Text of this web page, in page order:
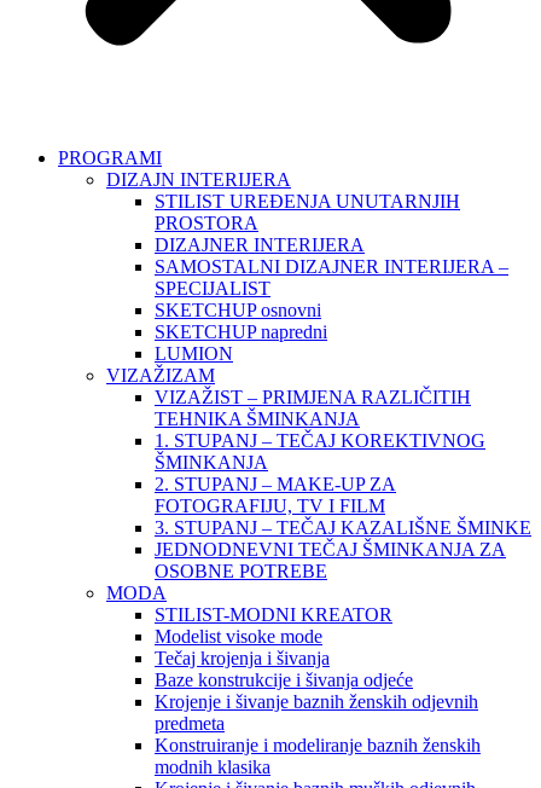
PROGRAMI
DIZAJN INTERIJERA
STILIST UREĐENJA UNUTARNJIH
PROSTORA
DIZAJNER INTERIJERA
SAMOSTALNI DIZAJNER INTERIJERA –
SPECIJALIST
SKETCHUP osnovni
SKETCHUP napredni
LUMION
VIZAŽIZAM
VIZAŽIST – PRIMJENA RAZLIČITIH
TEHNIKA ŠMINKANJA
1. STUPANJ – TEČAJ KOREKTIVNOG
ŠMINKANJA
2. STUPANJ – MAKE-UP ZA
FOTOGRAFIJU, TV I FILM
3. STUPANJ – TEČAJ KAZALIŠNE ŠMINKE
JEDNODNEVNI TEČAJ ŠMINKANJA ZA
OSOBNE POTREBE
MODA
STILIST-MODNI KREATOR
Modelist visoke mode
Tečaj krojenja i šivanja
Baze konstrukcije i šivanja odjeće
Krojenje i šivanje baznih ženskih odjevnih
predmeta
Konstruiranje i modeliranje baznih ženskih
modnih klasika